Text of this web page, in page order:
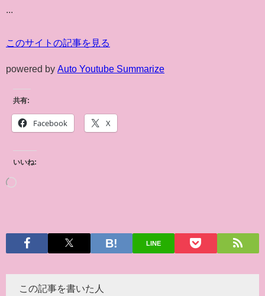
...
このサイトの記事を見る
powered by Auto Youtube Summarize
共有:
Facebook X
いいね:
LINE
この記事を書いた人